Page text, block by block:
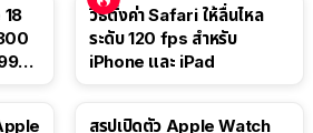
18
วิธีตั้งค่า Safari ให้ลื่นไหล
ระดับ 120 fps สำหรับ
iPhone และ iPad
สรุปเปิดตัว Apple Watch